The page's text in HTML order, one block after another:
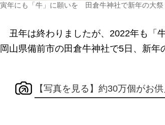
寅年にも「牛」に願いを 田倉牛神社で新年の大
丑年は終わりましたが、2022年も「
岡山県備前市の田倉牛神社で5日、新年
【写真を見る】約30万個がお